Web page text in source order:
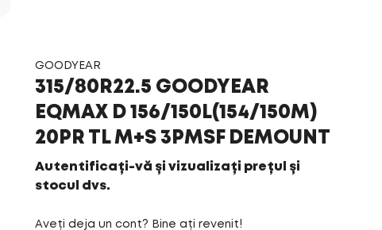
GOODYEAR
315/80R22.5 GOODYEAR
EQMAX D 156/150L(154/150M)
20PR TL M+S 3PMSF DEMOUNT
Autentificați-vă și vizualizați prețul și
stocul dvs.
Aveți deja un cont? Bine ați revenit!